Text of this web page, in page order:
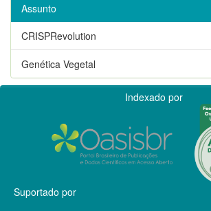
Assunto
CRISPRevolution
Genética Vegetal
Indexado por
Suportado por